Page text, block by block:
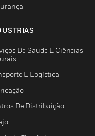
De Saúde E Ciências
E Logística
De Distribuição